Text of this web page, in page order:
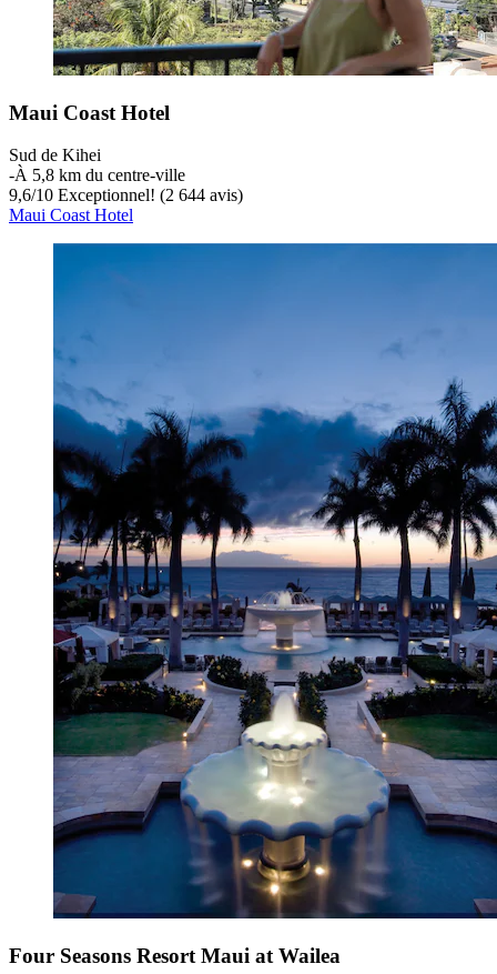
Maui Coast Hotel
Sud de Kihei
‐À 5,8 km du centre-ville
9,6/10 Exceptionnel! (2 644 avis)
Maui Coast Hotel
Four Seasons Resort Maui at Wailea